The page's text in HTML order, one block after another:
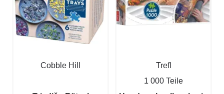
Cobble Hill
Trefl
1 000 Teile